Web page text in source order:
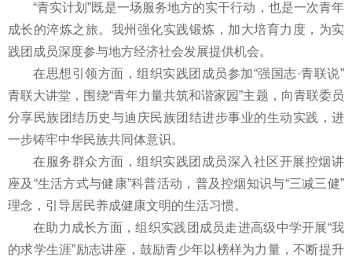
“青实计划”既是一场服务地方的实干行动，也是一次青年
成长的淬炼之旅。我州强化实践锻炼，加大培育力度，为实
践团成员深度参与地方经济社会发展提供机会。
在思想引领方面，组织实践团成员参加“强国志·青联说”
青联大讲堂，围绕“青年力量共筑和谐家园”主题，向青联委员
分享民族团结历史与迪庆民族团结进步事业的生动实践，进
一步铸牢中华民族共同体意识。
在服务群众方面，组织实践团成员深入社区开展控烟讲
座及“生活方式与健康”科普活动，普及控烟知识与“三减三健”
理念，引导居民养成健康文明的生活习惯。
在助力成长方面，组织实践团成员走进高级中学开展“我
的求学生涯”励志讲座，鼓励青少年以榜样为力量，不断提升